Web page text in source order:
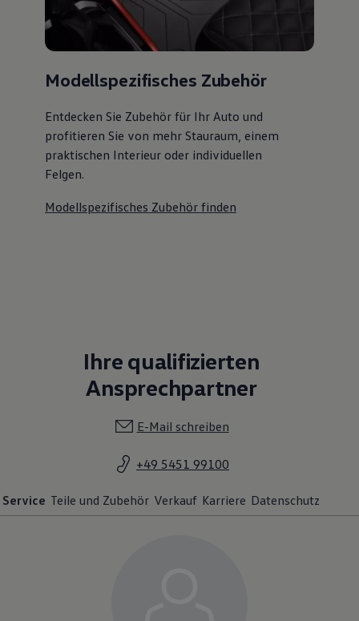
Modellspezifisches Zubehör
Entdecken Sie Zubehör für Ihr Auto und
profitieren Sie von mehr Stauraum, einem
praktischen Interieur oder individuellen
Felgen.
Modellspezifisches Zubehör finden
Ihre qualifizierten
Ansprechpartner
E-Mail schreiben
+49 5451 99100
Service Teile und Zubehör Verkauf Karriere Datenschutz